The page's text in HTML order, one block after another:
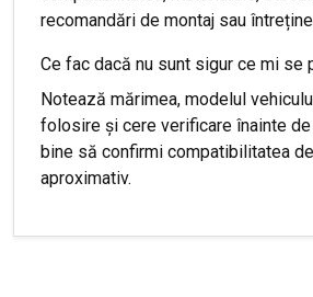
recomandări de montaj sau
Ce fac dacă nu sunt sigur ce mi se
Notează mărimea, modelul
folosire și cere verificare înainte de
bine să confirmi compatibilitatea
aproximativ.